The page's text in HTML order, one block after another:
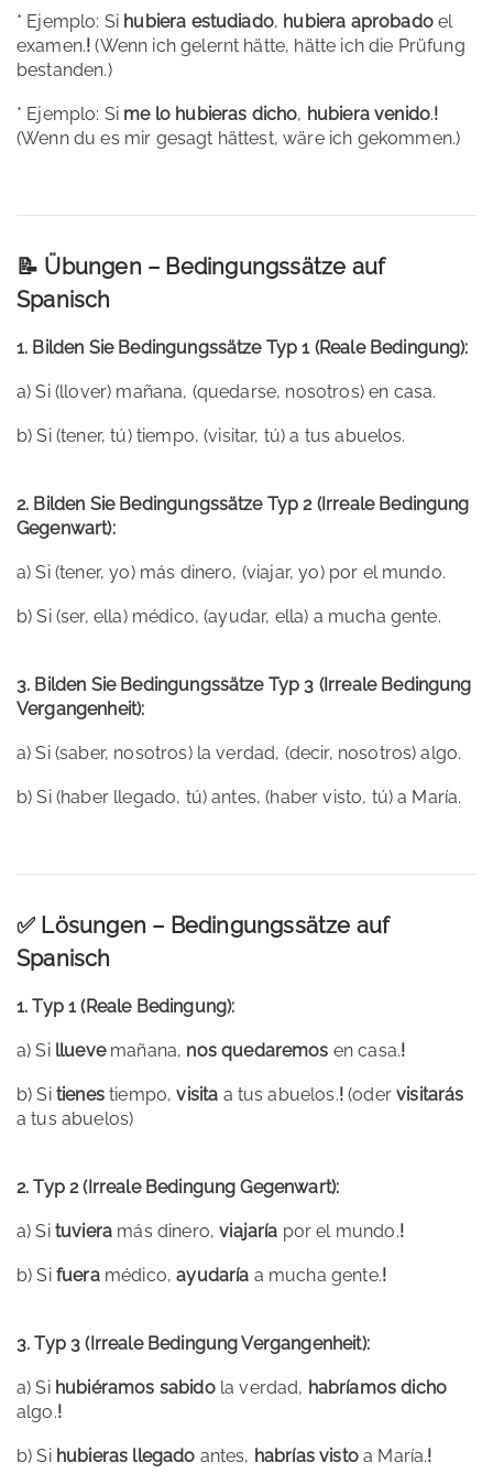
* Ejemplo: Si hubiera estudiado, hubiera aprobadoel
examen.! (Wenn ich gelernt hätte, hätte ich die Prüfung
bestanden.)
* Ejemplo: Si me lo hubieras dicho, hubiera venido.!
(Wenn du es mir gesagt hättest, wäre ich gekommen.)
📝 Übungen – Bedingungssätze auf
Spanisch
1. Bilden Sie Bedingungssätze Typ 1 (Reale Bedingung):
a) Si (llover) mañana, (quedarse, nosotros) en casa.
b) Si (tener, tú) tiempo, (visitar, tú) a tus abuelos.
2. Bilden Sie Bedingungssätze Typ 2 (Irreale Bedingung
Gegenwart):
a) Si (tener, yo) más dinero, (viajar, yo) por el mundo.
b) Si (ser, ella) médico, (ayudar, ella) a mucha gente.
3. Bilden Sie Bedingungssätze Typ 3 (Irreale Bedingung
Vergangenheit):
a) Si (saber, nosotros) la verdad, (decir, nosotros) algo.
b) Si (haber llegado, tú) antes, (haber visto, tú) a María.
✅ Lösungen – Bedingungssätze auf
Spanisch
1. Typ 1 (Reale Bedingung):
a) Si lluevemañana, nos quedaremos en casa.!
b) Si tienestiempo,visita a tus abuelos.!(odervisitarás
a tus abuelos)
2. Typ 2 (Irreale Bedingung Gegenwart):
a) Si tuviera más dinero,viajaría por el mundo.!
b) Si fueramédico,ayudaría a mucha gente.!
3. Typ 3 (Irreale Bedingung Vergangenheit):
a) Si hubiéramos sabidola verdad, habríamos dicho
algo.!
b) Si hubieras llegado antes, habrías vistoa María.!